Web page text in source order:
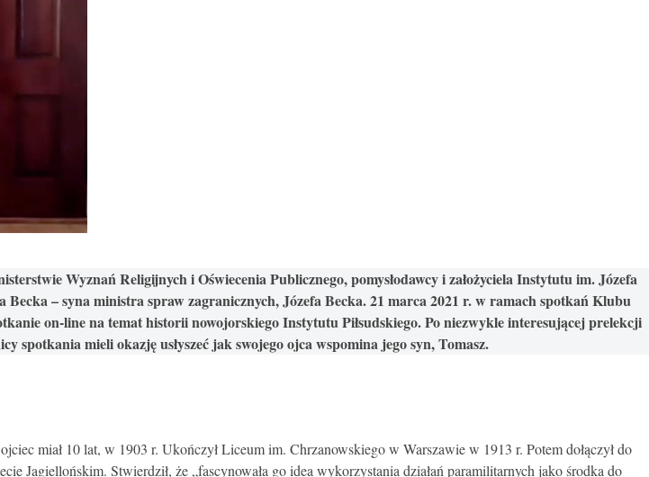
Wyznań Religijnych i Oświecenia Publicznego, pomysłodawcy i założyciela Instytutu im. Józefa
– syna ministra spraw zagranicznych, Józefa Becka.21 marca 2021 r. w ramach spotkań Klubu
on-line na temat historii nowojorskiego Instytutu Piłsudskiego. Po niezwykle interesującej prelekcji
mieli okazję usłyszeć jak swojego ojca wspomina jego syn, Tomasz.
miał 10 lat, w 1903 r. Ukończył Liceum im. Chrzanowskiego w Warszawie w 1913 r. Potem dołączył do
Jagiellońskim. Stwierdził, że „fascynowała go idea wykorzystania działań paramilitarnych jako środka do